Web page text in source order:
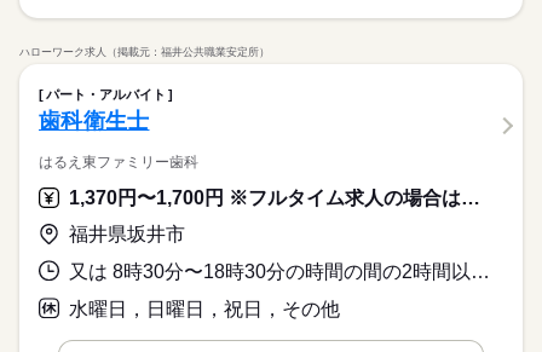
ハローワーク求人（掲載元：福井公共職業安定所）
パート・アルバイト
歯科衛生士
はるえ東ファミリー歯科
1,370円〜1,700円 ※フルタイム求人の場合は月額（換算額）、パート求人の場合は時間額を表示しています。
福井県坂井市
又は 8時30分〜18時30分の時間の間の2時間以上 就業時間に関する特記事項 就業時間等に関しては柔軟に対応いたします。ぜひご相談ください
水曜日，日曜日，祝日，その他